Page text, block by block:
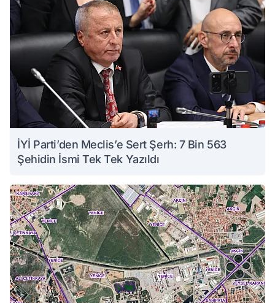
İYİ Parti’den Meclis’e Sert Şerh: 7 Bin 563
Şehidin İsmi Tek Tek Yazıldı